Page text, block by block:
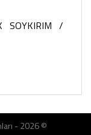
SOYKIRIM /
- 2026 ©